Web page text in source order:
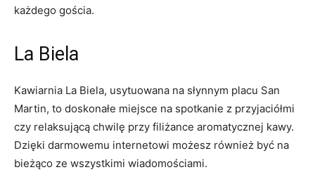
każdego gościa.
La Biela
Kawiarnia La Biela, usytuowana na słynnym placu San
Martin, to doskonałe miejsce na spotkanie z przyjaciółmi
czy relaksującą chwilę przy filiżance aromatycznej kawy.
Dzięki darmowemu internetowi możesz również być na
bieżąco ze wszystkimi wiadomościami.